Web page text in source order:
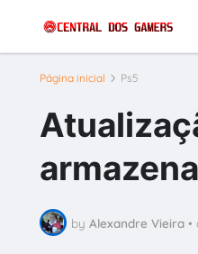
Página inicial Ps5
by Alexandre Vieira •